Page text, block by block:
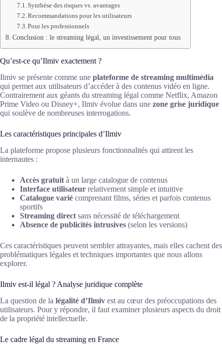
Synthèse des risques vs. avantages
Recommandations pour les utilisateurs
Pour les professionnels
Conclusion : le streaming légal, un investissement pour tous
Qu’est-ce qu’Ilmiv exactement ?
Ilmiv se présente comme une plateforme de streaming multimédia
qui permet aux utilisateurs d’accéder à des contenus vidéo en ligne.
Contrairement aux géants du streaming légal comme Netflix, Amazon
Prime Video ou Disney+, Ilmiv évolue dans une zone grise juridique
qui soulève de nombreuses interrogations.
Les caractéristiques principales d’Ilmiv
La plateforme propose plusieurs fonctionnalités qui attirent les
internautes :
Accès gratuit à un large catalogue de contenus
Interface utilisateur relativement simple et intuitive
Catalogue varié comprenant films, séries et parfois contenus
sportifs
Streaming direct sans nécessité de téléchargement
Absence de publicités intrusives (selon les versions)
Ces caractéristiques peuvent sembler attrayantes, mais elles cachent des
problématiques légales et techniques importantes que nous allons
explorer.
Ilmiv est-il légal ? Analyse juridique complète
La question de la légalité d’Ilmiv est au cœur des préoccupations des
utilisateurs. Pour y répondre, il faut examiner plusieurs aspects du droit
de la propriété intellectuelle.
Le cadre légal du streaming en France